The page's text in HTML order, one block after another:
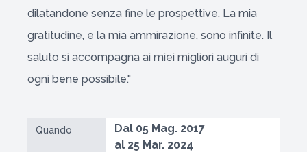
dilatandone senza fine le prospettive. La mia
gratitudine, e la mia ammirazione, sono infinite. Il
saluto si accompagna ai miei migliori auguri di
ogni bene possibile."
Quando
Dal 05 Mag. 2017
al 25 Mar. 2024